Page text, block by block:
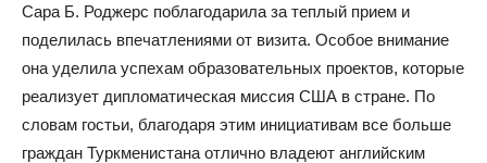
Сара Б. Роджерс поблагодарила за теплый прием и
поделилась впечатлениями от визита. Особое внимание
она уделила успехам образовательных проектов, которые
реализует дипломатическая миссия США в стране. По
словам гостьи, благодаря этим инициативам все больше
граждан Туркменистана отлично владеют английским